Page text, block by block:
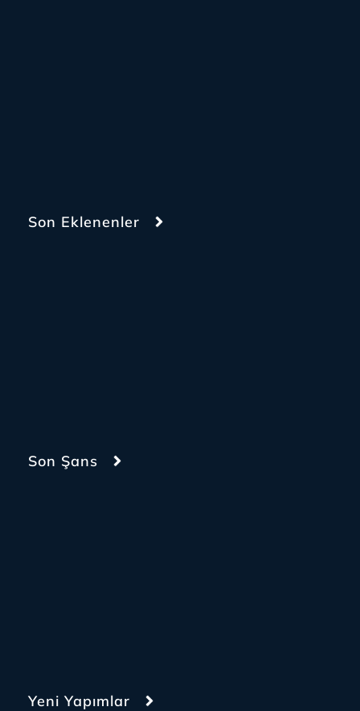
Son Eklenenler
Son Şans
Yeni Yapımlar